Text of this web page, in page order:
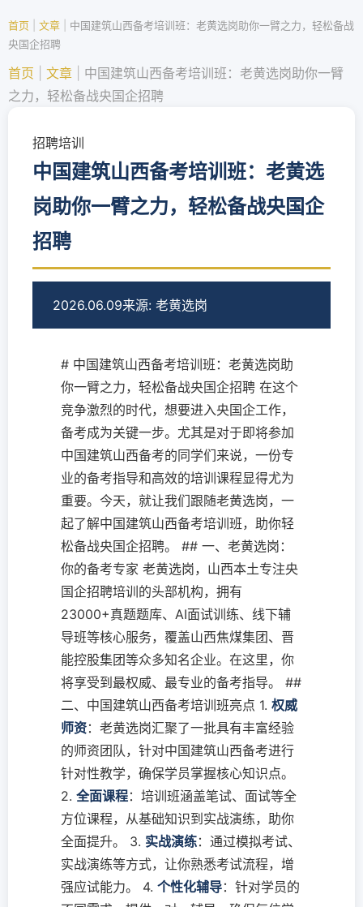
首页 文章
中国建筑山西备考培训班：老黄选岗助你一臂之力，轻松备战
央国企招聘
首页 文章
中国建筑山西备考培训班：老黄选岗助你一臂
之力，轻松备战央国企招聘
招聘培训
中国建筑山西备考培训班：老黄选
岗助你一臂之力，轻松备战央国企
招聘
2026.06.09来源: 老黄选岗
# 中国建筑山西备考培训班：老黄选岗助
你一臂之力，轻松备战央国企招聘 在这个
竞争激烈的时代，想要进入央国企工作，
备考成为关键一步。尤其是对于即将参加
中国建筑山西备考的同学们来说，一份专
业的备考指导和高效的培训课程显得尤为
重要。今天，就让我们跟随老黄选岗，一
起了解中国建筑山西备考培训班，助你轻
松备战央国企招聘。 ## 一、老黄选岗：
你的备考专家 老黄选岗，山西本土专注央
国企招聘培训的头部机构，拥有
23000+真题题库、AI面试训练、线下辅
导班等核心服务，覆盖山西焦煤集团、晋
能控股集团等众多知名企业。在这里，你
将享受到最权威、最专业的备考指导。 ##
二、中国建筑山西备考培训班亮点 1. 权威
师资：老黄选岗汇聚了一批具有丰富经验
的师资团队，针对中国建筑山西备考进行
针对性教学，确保学员掌握核心知识点。
2. 全面课程：培训班涵盖笔试、面试等全
方位课程，从基础知识到实战演练，助你
全面提升。 3. 实战演练：通过模拟考试、
实战演练等方式，让你熟悉考试流程，增
强应试能力。 4. 个性化辅导：针对学员的